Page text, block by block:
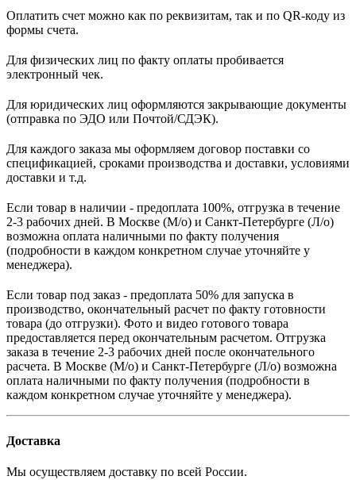
Оплатить счет можно как по реквизитам, так и по QR-коду из
формы счета.
Для физических лиц по факту оплаты пробивается
электронный чек.
Для юридических лиц оформляются закрывающие документы
(отправка по ЭДО или Почтой/СДЭК).
Для каждого заказа мы оформляем договор поставки со
спецификацией, сроками производства и доставки, условиями
доставки и т.д.
Если товар в наличии - предоплата 100%, отгрузка в течение
2-3 рабочих дней. В Москве (М/о) и Санкт-Петербурге (Л/о)
возможна оплата наличными по факту получения
(подробности в каждом конкретном случае уточняйте у
менеджера).
Если товар под заказ - предоплата 50% для запуска в
производство, окончательный расчет по факту готовности
товара (до отгрузки). Фото и видео готового товара
предоставляется перед окончательным расчетом. Отгрузка
заказа в течение 2-3 рабочих дней после окончательного
расчета. В Москве (М/о) и Санкт-Петербурге (Л/о) возможна
оплата наличными по факту получения (подробности в
каждом конкретном случае уточняйте у менеджера).
Доставка
Мы осуществляем доставку по всей России.